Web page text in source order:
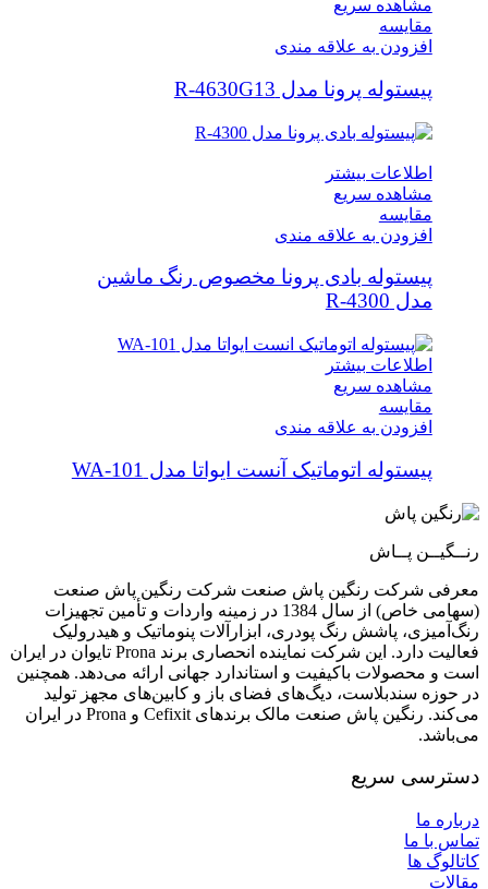
مشاهده سریع
مقایسه
افزودن به علاقه مندی
پیستوله پرونا مدل R-4630G13
اطلاعات بیشتر
مشاهده سریع
مقایسه
افزودن به علاقه مندی
پیستوله بادی پرونا مخصوص رنگ ماشین
مدل R-4300
اطلاعات بیشتر
مشاهده سریع
مقایسه
افزودن به علاقه مندی
پیستوله اتوماتیک آنست ایواتا مدل WA-101
رنــگیــن پــاش
معرفی شرکت رنگین پاش صنعت شرکت رنگین پاش صنعت
(سهامی خاص) از سال 1384 در زمینه واردات و تأمین تجهیزات
رنگ‌آمیزی، پاشش رنگ پودری، ابزارآلات پنوماتیک و هیدرولیک
فعالیت دارد. این شرکت نماینده انحصاری برند Prona تایوان در ایران
است و محصولات باکیفیت و استاندارد جهانی ارائه می‌دهد. همچنین
در حوزه سندبلاست، دیگ‌های فضای باز و کابین‌های مجهز تولید
می‌کند. رنگین پاش صنعت مالک برندهای Cefixit و Prona در ایران
می‌باشد.
دسترسی سریع
درباره ما
تماس با ما
کاتالوگ ها
مقالات